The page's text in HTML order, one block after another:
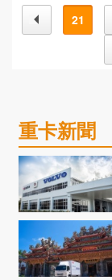
21
重卡新聞